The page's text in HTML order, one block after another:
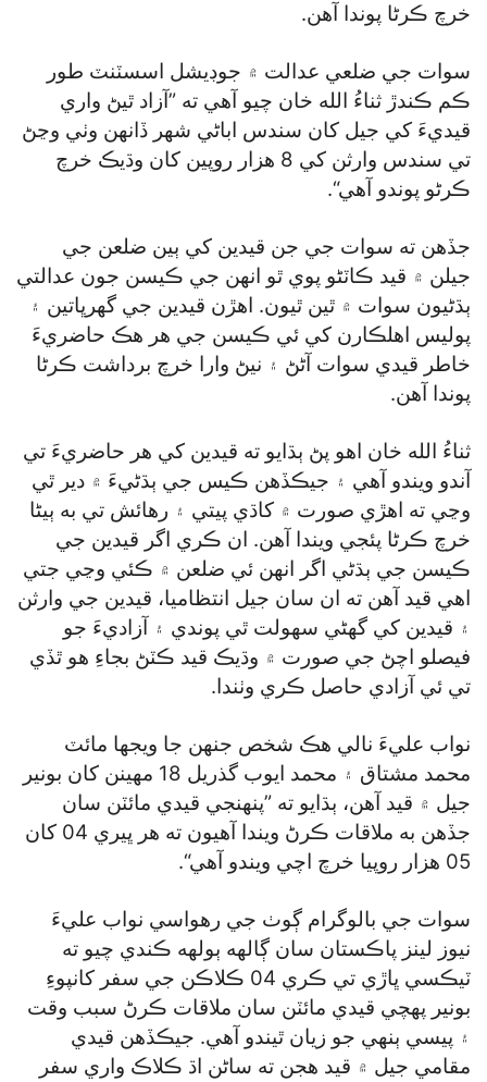
خرچ ڪرڻا پوندا آهن.
سوات جي ضلعي عدالت ۾ جوڊيشل اسسٽنٽ طور
ڪم ڪندڙ ثناءُ الله خان چيو آهي ته ”آزاد ٿيڻ واري
قيديءَ کي جيل کان سندس اباڻي شهر ڏانهن وٺي وڃڻ
تي سندس وارثن کي 8 هزار روپين کان وڌيڪ خرچ
ڪرڻو پوندو آهي“.
جڏهن ته سوات جي جن قيدين کي ٻين ضلعن جي
جيلن ۾ قيد ڪاٽڻو پوي ٿو انهن جي ڪيسن جون عدالتي
ٻڌڻيون سوات ۾ ٿين ٿيون. اهڙن قيدين جي گھرڀاتين ۽
پوليس اهلڪارن کي ئي ڪيسن جي هر هڪ حاضريءَ
خاطر قيدي سوات آڻڻ ۽ نيڻ وارا خرچ برداشت ڪرڻا
پوندا آهن.
ثناءُ الله خان اهو پڻ ٻڌايو ته قيدين کي هر حاضريءَ تي
آندو ويندو آهي ۽ جيڪڏهن ڪيس جي ٻڌڻيءَ ۾ دير ٿي
وڃي ته اهڙي صورت ۾ کاڌي پيتي ۽ رهائش تي به ٻيڻا
خرچ ڪرڻا پئجي ويندا آهن. ان ڪري اگر قيدين جي
ڪيسن جي ٻڌڻي اگر انهن ئي ضلعن ۾ ڪئي وڃي جتي
اهي قيد آهن ته ان سان جيل انتظاميا، قيدين جي وارثن
۽ قيدين کي گھڻي سهولت ٿي پوندي ۽ آزاديءَ جو
فيصلو اچڻ جي صورت ۾ وڌيڪ قيد ڪٽڻ بجاءِ هو ٿڏي
تي ئي آزادي حاصل ڪري وٺندا.
نواب عليءَ نالي هڪ شخص جنهن جا ويجها مائٽ
محمد مشتاق ۽ محمد ايوب گذريل 18 مهينن کان بونير
جيل ۾ قيد آهن، ٻڌايو ته ”پنهنجي قيدي مائٽن سان
جڏهن به ملاقات ڪرڻ ويندا آهيون ته هر ڀيري 04 کان
05 هزار روپيا خرچ اچي ويندو آهي“.
سوات جي بالوگرام ڳوٺ جي رهواسي نواب عليءَ
نيوز لينز پاڪستان سان ڳالهه ٻولهه ڪندي چيو ته
ٽيڪسي ڀاڙي تي ڪري 04 ڪلاڪن جي سفر کانپوءِ
بونير پهچي قيدي مائٽن سان ملاقات ڪرڻ سبب وقت
۽ پيسي ٻنهي جو زيان ٿيندو آهي. جيڪڏهن قيدي
مقامي جيل ۾ قيد هجن ته ساڻن اڌ ڪلاڪ واري سفر